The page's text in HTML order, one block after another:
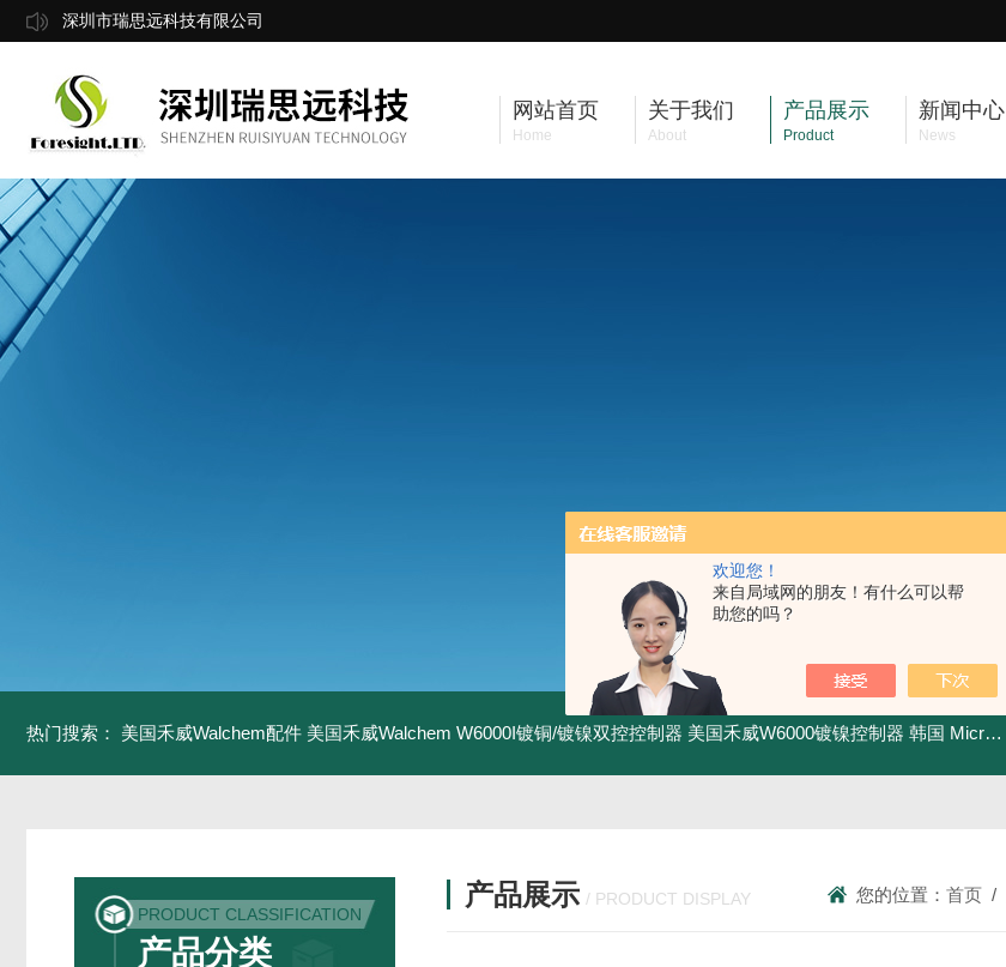
欢迎您！
来自局域网的朋友！有什么可以帮
助您的吗？
深圳市瑞思远科技有限公司
网站首页
Home
关于我们
About
产品展示
Product
新闻中心
News
热门搜索： 美国禾威Walchem配件 美国禾威Walchem W6000I镀铜/镀镍双控控制器 美国禾威W6000镀镍控制器 韩国 MicroPioneerXRF-2020 X射线荧光膜厚仪
PRODUCT CLASSIFICATION
产品分类
产品展示 / PRODUCT DISPLAY 您的位置：首页 /